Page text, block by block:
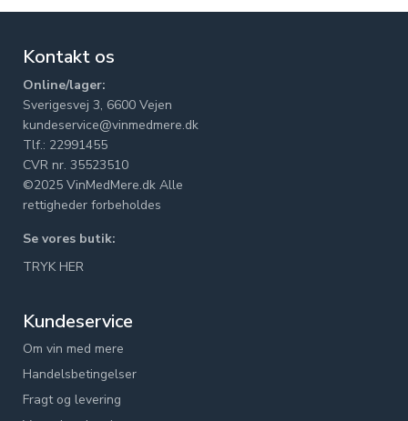
Kontakt os
Online/lager:
Sverigesvej 3, 6600 Vejen
kundeservice@vinmedmere.dk
Tlf.: 22991455
CVR nr. 35523510
©2025 VinMedMere.dk Alle
rettigheder forbeholdes
Se vores butik:
TRYK HER
Kundeservice
Om vin med mere
Handelsbetingelser
Fragt og levering